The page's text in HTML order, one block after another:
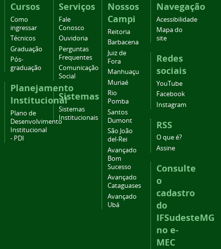
Cursos
Como
ingressar
Técnicos
Graduação
Pós-
graduação
Planejamento
Institucional
Plano de
Desenvolvimento
Institucional
- PDI
Serviços
Fale
Conosco
Ouvidoria
Perguntas
Frequentes
Comunicação
Social
Sistemas
Sistemas
Institucionais
Nossos
Campi
Reitoria
Barbacena
Juiz de
Fora
Manhuaçu
Muriaé
Rio
Pomba
Santos
Dumont
São João
del-Rei
Avançado
Bom
Sucesso
Avançado
Cataguases
Avançado
Ubá
Navegação
Acessibilidade
Mapa do
site
Redes
sociais
YouTube
Facebook
Instagram
RSS
O que é?
Assine
Consulte
o
cadastro
do
IFSudesteMG
no e-
MEC